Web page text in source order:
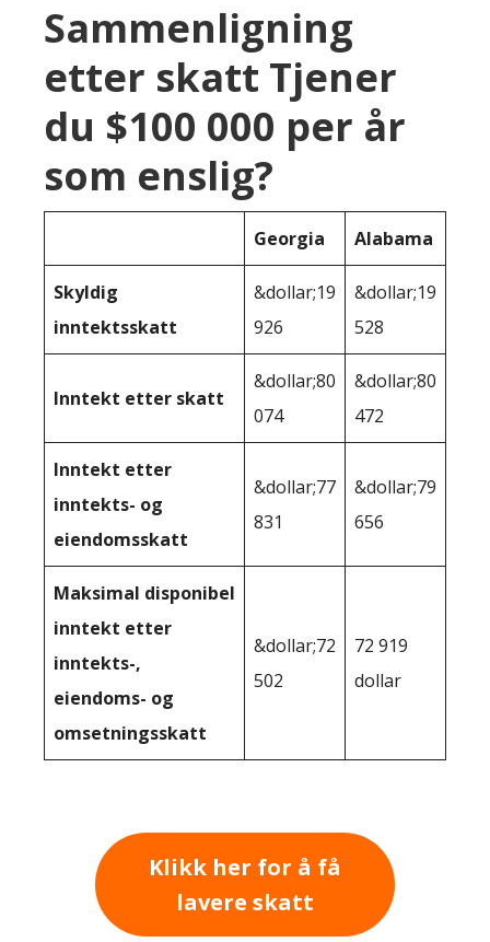
Sammenligning
etter skatt Tjener
du $100 000 per år
som enslig?
Georgia Alabama
Skyldig
inntektsskatt
&dollar;19
926
&dollar;19
528
Inntekt etter skatt
&dollar;80
074
&dollar;80
472
Inntekt etter
inntekts- og
eiendomsskatt
&dollar;77
831
&dollar;79
656
Maksimal disponibel
inntekt etter
inntekts-,
eiendoms- og
omsetningsskatt
&dollar;72
502
72 919
dollar
Klikk her for å få
lavere skatt